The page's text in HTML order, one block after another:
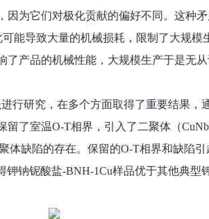
为它们对极化贡献的偏好不同。这种
能导致大量的机械损耗，限制了大规模
产品的机械性能，大规模生产于是无从
行研究，在多个方面取得了重要结果，
室温O-T相界，引入了二聚体（CuNb′″-
缺陷的存在。保留的O-T相界和缺陷
钠铌酸盐-BNH-1Cu样品优于其他典型